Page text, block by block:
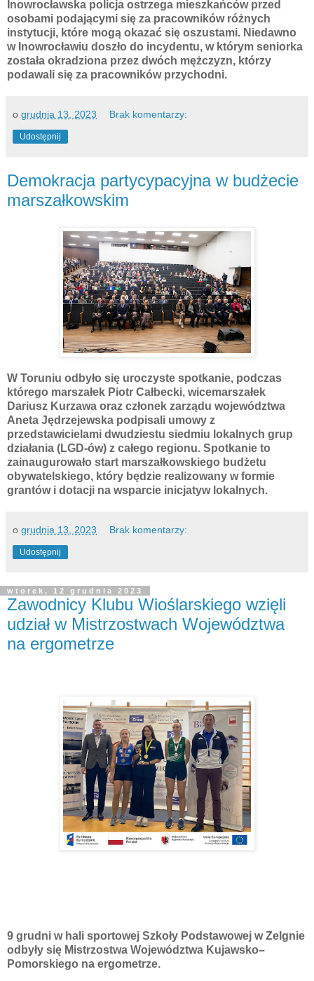
Inowrocławska policja ostrzega mieszkańców przed
osobami podającymi się za pracowników różnych
instytucji, które mogą okazać się oszustami. Niedawno
w Inowrocławiu doszło do incydentu, w którym seniorka
została okradziona przez dwóch mężczyzn, którzy
podawali się za pracowników przychodni.
o grudnia 13, 2023 Brak komentarzy:
Udostępnij
Demokracja partycypacyjna w budżecie
marszałkowskim
W Toruniu odbyło się uroczyste spotkanie, podczas
którego marszałek Piotr Całbecki, wicemarszałek
Dariusz Kurzawa oraz członek zarządu województwa
Aneta Jędrzejewska podpisali umowy z
przedstawicielami dwudziestu siedmiu lokalnych grup
działania (LGD-ów) z całego regionu. Spotkanie to
zainaugurowało start marszałkowskiego budżetu
obywatelskiego, który będzie realizowany w formie
grantów i dotacji na wsparcie inicjatyw lokalnych.
o grudnia 13, 2023 Brak komentarzy:
Udostępnij
wtorek, 12 grudnia 2023
Zawodnicy Klubu Wioślarskiego wzięli
udział w Mistrzostwach Województwa
na ergometrze
9 grudni w hali sportowej Szkoły Podstawowej w Zelgnie
odbyły się Mistrzostwa Województwa Kujawsko–
Pomorskiego na ergometrze.